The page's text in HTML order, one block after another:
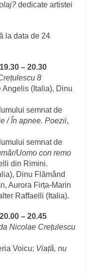
dedicate artistei
la data de 24
– 20.30
8
Angelis (Italia), Dinu
semnat de
/ În apnee. Poezii,
semnat de
Uomo con remo
din Rimini.
Dinu Flămând
Aurora Firța-Marin
Raffaelli (Italia).
– 20.45
Nicolae Crețulescu
Voicu: Viață, nu